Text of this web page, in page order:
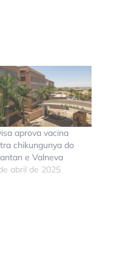
aprova vacina
chikungunya do
e Valneva
abril de 2025